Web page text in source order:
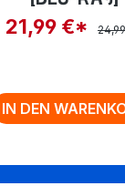
21,99 €*
IN DEN